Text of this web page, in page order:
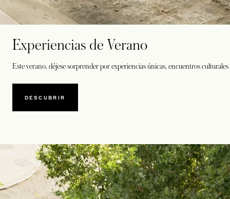
Experiencias de Verano
Este verano, déjese sorprender por experiencias únicas, encuentros
DESCUBRIR